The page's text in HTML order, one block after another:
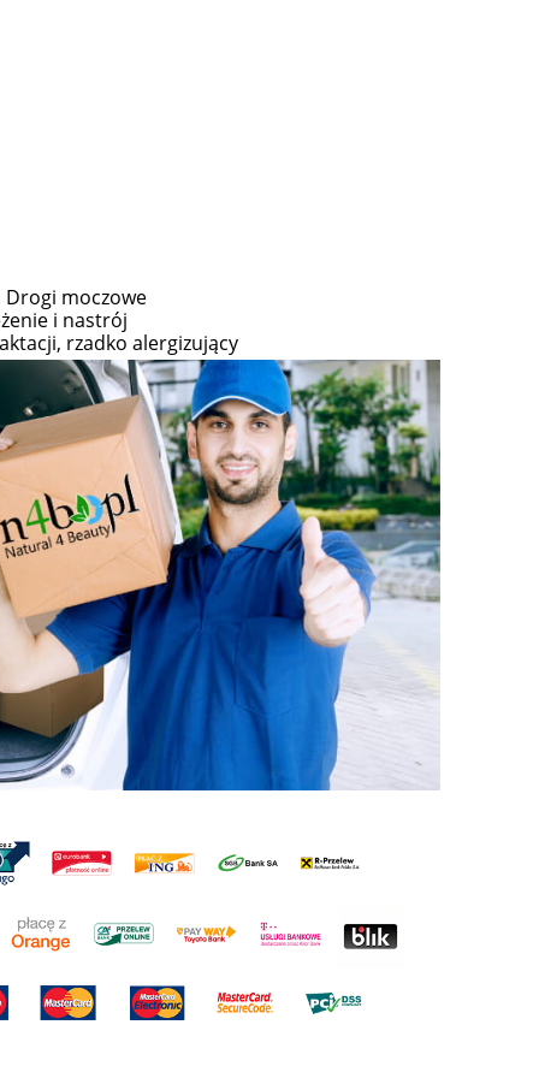
Drogi moczowe
i nastrój
rzadko alergizujący